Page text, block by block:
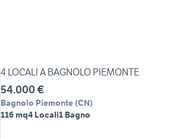
4 LOCALI A BAGNOLO PIEMONTE
54.000 €
Bagnolo Piemonte (CN)
116 mq4 Locali1 Bagno